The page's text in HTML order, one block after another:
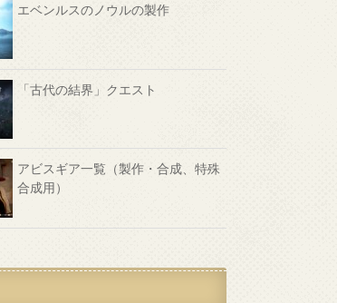
エベンルスのノウルの製作
「古代の結界」クエスト
アビスギア一覧（製作・合成、特殊
合成用）